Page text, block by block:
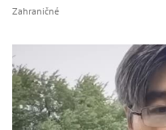
Zahraničné